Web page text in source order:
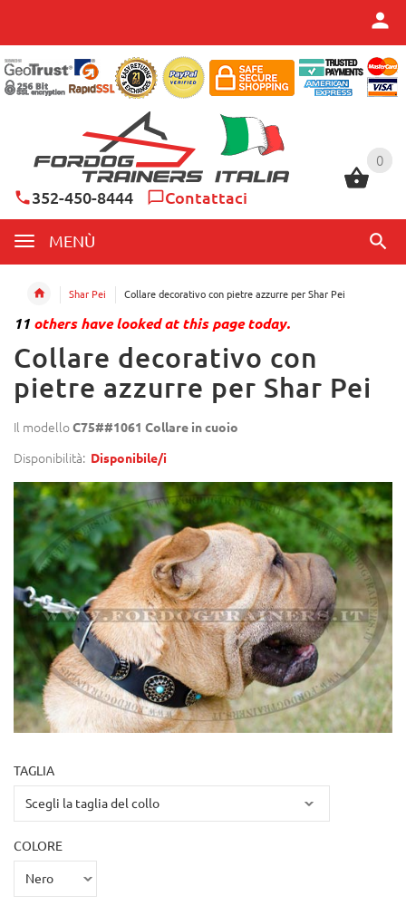
0
352-450-8444 Contattaci
MENÙ
0
Shar Pei Collare decorativo con pietre azzurre per Shar Pei
11 others have looked at this page today.
Collare decorativo con
pietre azzurre per Shar Pei
Il modelloC75##1061 Collare in cuoio
Disponibilità: Disponibile/i
TAGLIA
COLORE